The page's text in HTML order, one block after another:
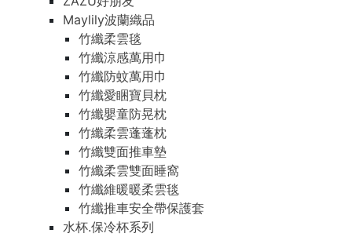
Maylily波蘭織品
竹纖柔雲毯
竹纖涼感萬用巾
竹纖防蚊萬用巾
竹纖愛睏寶貝枕
竹纖嬰童防晃枕
竹纖柔雲蓬蓬枕
竹纖雙面推車墊
竹纖柔雲雙面睡窩
竹纖維暖暖柔雲毯
竹纖推車安全帶保護套
水杯.保冷杯系列